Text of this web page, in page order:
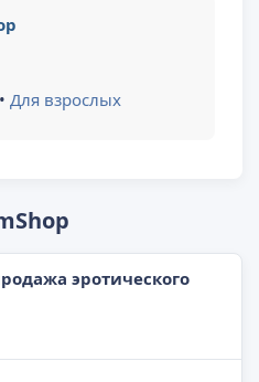
• Для взрослых
эротического